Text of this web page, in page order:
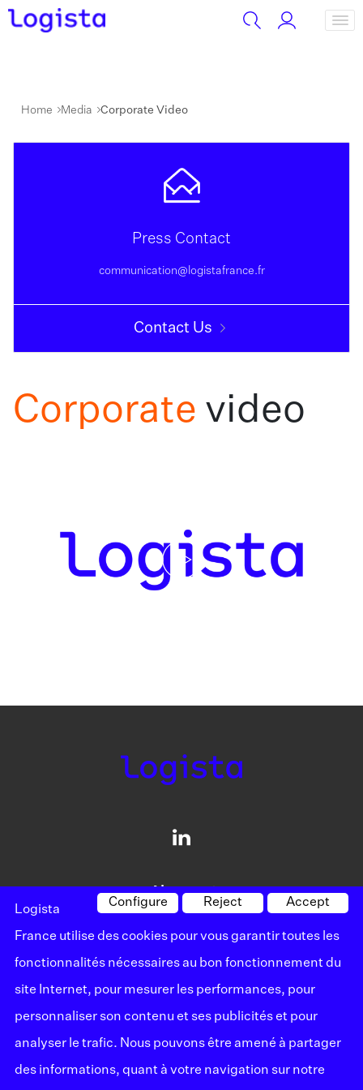
Home Media Corporate Video
Press Contact
communication@logistafrance.fr
Contact Us
Corporate video
About us
Our solutions
Information
Media
Accept
Reject
Configure
Logista
France utilise des cookies pour vous garantir toutes les
fonctionnalités nécessaires au bon fonctionnement du
site Internet, pour mesurer les performances, pour
personnaliser son contenu et ses publicités et pour
analyser le trafic. Nous pouvons être amené à partager
des informations, quant à votre navigation sur notre